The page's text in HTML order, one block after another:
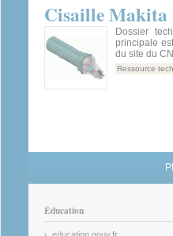
Cisaille Makita
Dossier
principale
du site du
Ressource
Éducation